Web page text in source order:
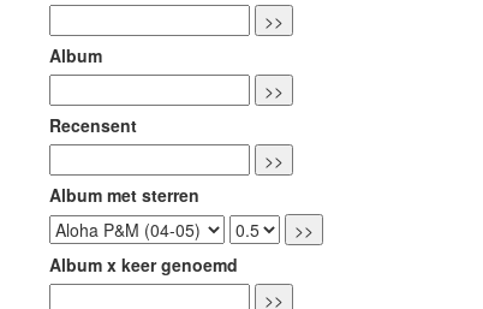
Album
Recensent
Album met sterren
Album x keer genoemd